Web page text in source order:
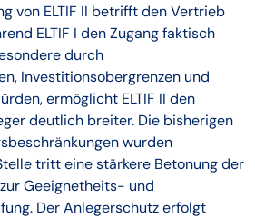
von ELTIF II betrifft den Vertrieb
ELTIF I den Zugang faktisch
durch
Investitionsobergrenzen und
ermöglicht ELTIF II den
deutlich breiter. Die bisherigen
wurden
tritt eine stärkere Betonung der
Geeignetheits- und
Der Anlegerschutz erfolgt